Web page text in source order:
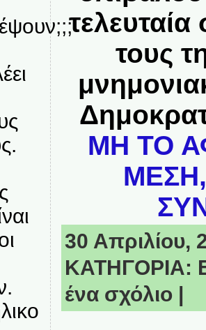
τελευταία
τους
ΜΗ ΤΟ
ΜΕΣΗ,
30 Απριλίου,
ΚΑΤΗΓΟΡΙΑ:
ένα σχόλιο